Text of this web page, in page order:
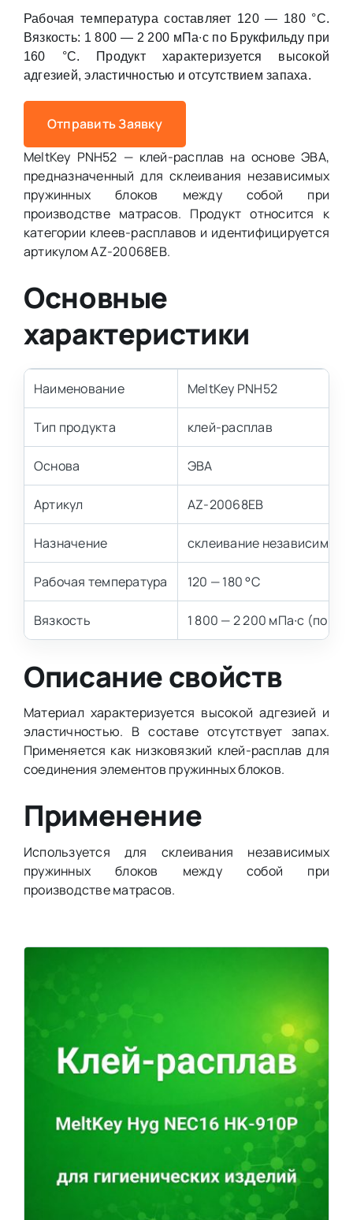
Рабочая температура составляет 120 — 180 °C.
Вязкость: 1 800 — 2 200 мПа∙с по Брукфильду при
160 °C. Продукт характеризуется высокой
адгезией, эластичностью и отсутствием запаха.
Отправить Заявку
MeltKey PNH52 — клей-расплав на основе ЭВА,
предназначенный для склеивания независимых
пружинных блоков между собой при
производстве матрасов. Продукт относится к
категории клеев-расплавов и идентифицируется
артикулом AZ-20068EB.
Основные
характеристики
Наименование MeltKey PNH52
Тип продукта клей-расплав
Основа ЭВА
Артикул AZ-20068EB
Назначение склеивание независимых
Рабочая температура 120 — 180 °C
Вязкость 1 800 — 2 200 мПа∙с (по
Описание свойств
Материал характеризуется высокой адгезией и
эластичностью. В составе отсутствует запах.
Применяется как низковязкий клей-расплав для
соединения элементов пружинных блоков.
Применение
Используется для склеивания независимых
пружинных блоков между собой при
производстве матрасов.